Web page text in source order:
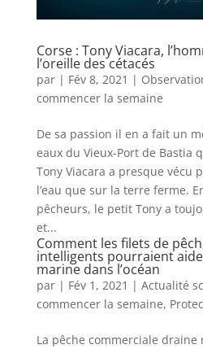
Corse : Tony Viacara,
l’oreille des cétacés
par | Fév 8, 2021 |
commencer la semaine
De sa passion il en a fait un
eaux du Vieux-Port de Bastia
Tony Viacara a presque vécu
l’eau que sur la terre ferme.
pêcheurs, le petit Tony a
et...
Comment les filets de
intelligents pourraient
marine dans l’océan
par | Fév 1, 2021 | Actualité
commencer la semaine,
La pêche commerciale draine